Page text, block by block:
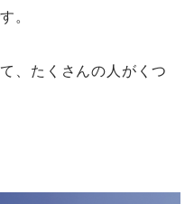
。
、たくさんの人がくつ